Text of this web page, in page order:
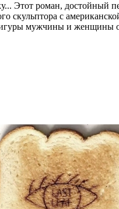
Этот роман, достойный
скульптора с
мужчины и женщины